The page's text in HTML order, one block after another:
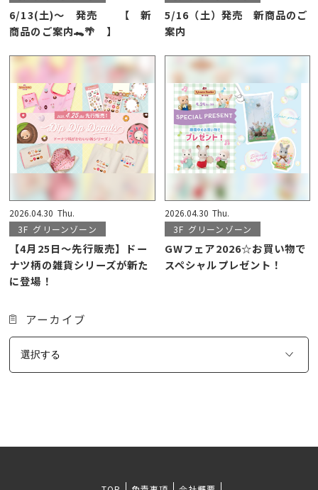
6/13(土)～ 発売 【 新
商品のご案内🐊🌴 】
5/16（土）発売 新商品のご
案内
2026.04.30 Thu.
3F グリーンゾーン
【4月25日〜先行販売】ドー
ナツ柄の雑貨シリーズが新た
に登場！
2026.04.30 Thu.
3F グリーンゾーン
GWフェア2026☆お買い物で
スペシャルプレゼント！
アーカイブ